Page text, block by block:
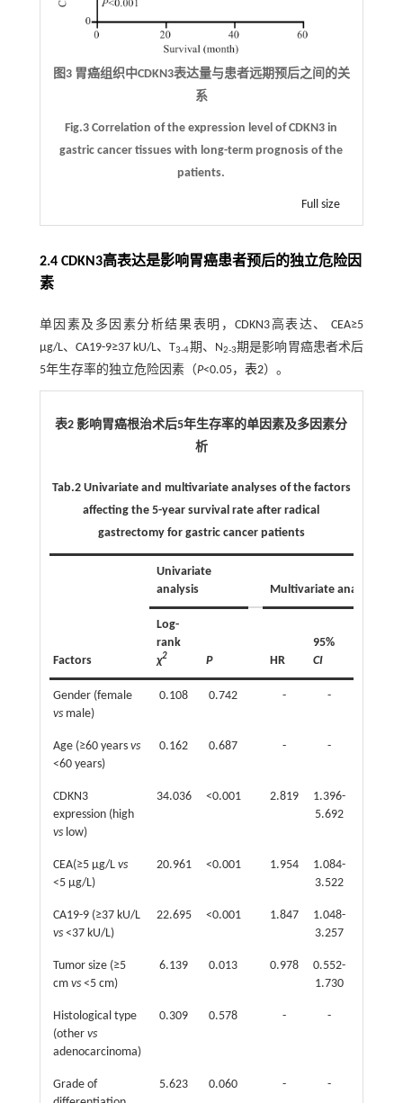
图3 胃癌组织中CDKN3表达量与患者远期预后之间的关
系
Fig.3 Correlation of the expression level of CDKN3 in
gastric cancer tissues with long-term prognosis of the
patients.
Full size
2.4 CDKN3高表达是影响胃癌患者预后的独立危险因
素
单因素及多因素分析结果表明，CDKN3高表达、 CEA≥5
μg/L、CA19-9≥37 kU/L、T3-4期、N2-3期是影响胃癌患者术后
5年生存率的独立危险因素（P<0.05， 表2）。
表2 影响胃癌根治术后5年生存率的单因素及多因素分
析
Tab.2 Univariate and multivariate analyses of the factors
affecting the 5-year survival rate after radical
gastrectomy for gastric cancer patients
Factors
Univariate
analysis
Multivariate analysis
Log-
rank
χ2 P HR
95%
CI
Gender (female
vs male)
0.108 0.742 - -
Age (≥60 yearsvs
<60 years)
0.162 0.687 - -
CDKN3
expression (high
vs low)
34.036 <0.001 2.819
1.396-
5.692
CEA(≥5 μg/Lvs
<5 μg/L)
20.961 <0.001 1.954
1.084-
3.522
CA19-9 (≥37 kU/L
vs <37 kU/L)
22.695 <0.001 1.847
1.048-
3.257
Tumor size (≥5
cmvs <5 cm)
6.139 0.013 0.978
0.552-
1.730
Histological type
(othervs
adenocarcinoma)
0.309 0.578 - -
Grade of
5.623 0.060 - -